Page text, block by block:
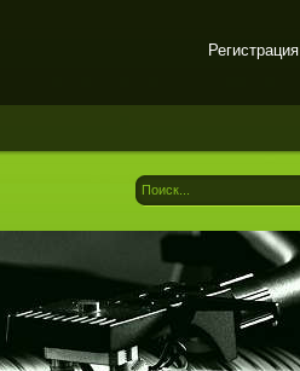
Регистрация